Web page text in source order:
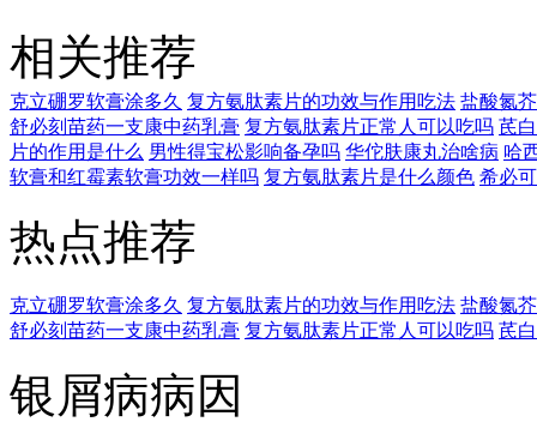
相关推荐
克立硼罗软膏涂多久 复方氨肽素片的功效与作用吃法 盐酸氮
舒必刻苗药一支康中药乳膏 复方氨肽素片正常人可以吃吗 芪
片的作用是什么 男性得宝松影响备孕吗 华佗肤康丸治啥病 哈
软膏和红霉素软膏功效一样吗 复方氨肽素片是什么颜色 希必
热点推荐
克立硼罗软膏涂多久 复方氨肽素片的功效与作用吃法 盐酸氮
舒必刻苗药一支康中药乳膏 复方氨肽素片正常人可以吃吗 芪
银屑病病因